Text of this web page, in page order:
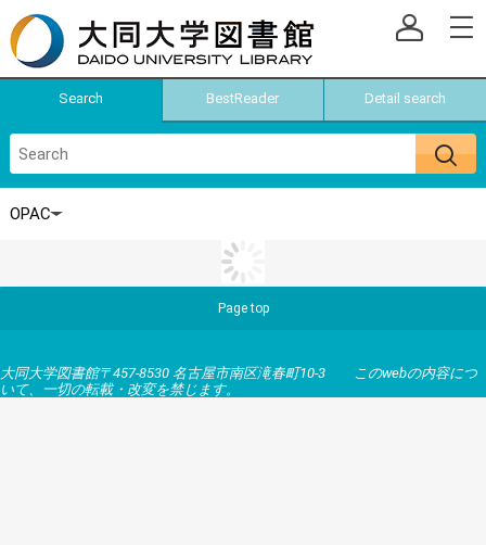
Search BestReader Detail search
Page top
大同大学図書館〒457-8530 名古屋市南区滝春町10-3 このwebの内容につ
いて、一切の転載・改変を禁じます。